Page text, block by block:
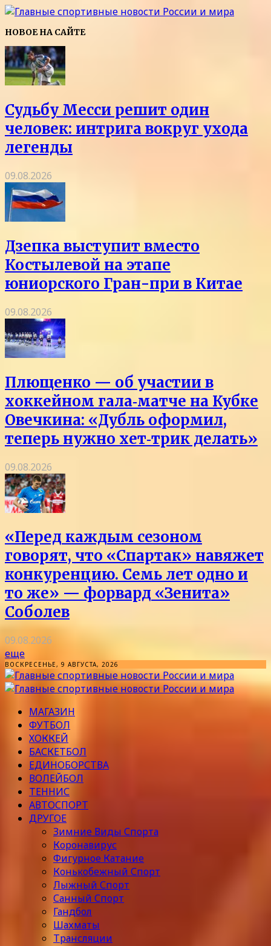
НОВОЕ НА САЙТЕ
Судьбу Месси решит один
человек: интрига вокруг ухода
легенды
09.08.2026
Дзепка выступит вместо
Костылевой на этапе
юниорского Гран-при в Китае
09.08.2026
Плющенко — об участии в
хоккейном гала‑матче на Кубке
Овечкина: «Дубль оформил,
теперь нужно хет‑трик делать»
09.08.2026
«Перед каждым сезоном
говорят, что «Спартак» навяжет
конкуренцию. Семь лет одно и
то же» — форвард «Зенита»
Соболев
09.08.2026
еще
ВОСКРЕСЕНЬЕ, 9 АВГУСТА, 2026
МАГАЗИН
ФУТБОЛ
ХОККЕЙ
БАСКЕТБОЛ
ЕДИНОБОРСТВА
ВОЛЕЙБОЛ
ТЕННИС
АВТОСПОРТ
ДРУГОЕ
Зимние Виды Спорта
Коронавирус
Фигурное Катание
Конькобежный Спорт
Лыжный Спорт
Санный Спорт
Гандбол
Шахматы
Трансляции